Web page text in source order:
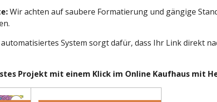
Wir achten auf saubere Formatierung und gängige
System sorgt dafür, dass Ihr Link direkt
Projekt mit einem Klick im Online Kaufhaus mit